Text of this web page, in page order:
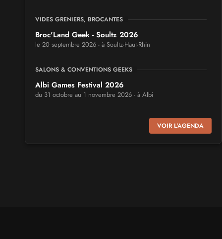
VIDES GRENIERS, BROCANTES
Broc'Land Geek - Soultz 2026
le 20 septembre 2026 - à Soultz-Haut-Rhin
SALONS & CONVENTIONS GEEKS
Albi Games Festival 2026
du 31 octobre au 1 novembre 2026 - à Albi
Virtual Calais - salon du jeu vidéo et des loisirs
numériques 2026
VOIR L'AGENDA